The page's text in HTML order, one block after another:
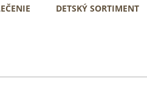
DETSKÝ SORTIMENT